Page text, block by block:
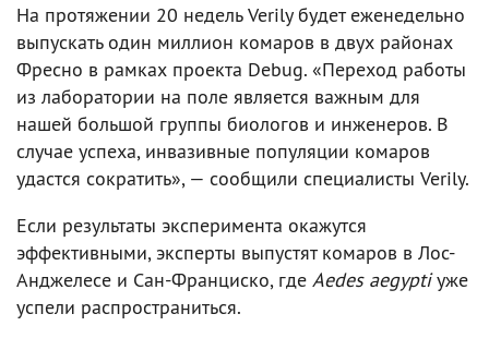
На протяжении 20 недель Verily будет еженедельно
выпускать один миллион комаров в двух районах
Фресно в рамках проекта Debug. «Переход работы
из лаборатории на поле является важным для
нашей большой группы биологов и инженеров. В
случае успеха, инвазивные популяции комаров
удастся сократить», — сообщили специалисты Verily.
Если результаты эксперимента окажутся
эффективными, эксперты выпустят комаров в Лос-
Анджелесе и Сан-Франциско, где Aedes aegyptiуже
успели распространиться.